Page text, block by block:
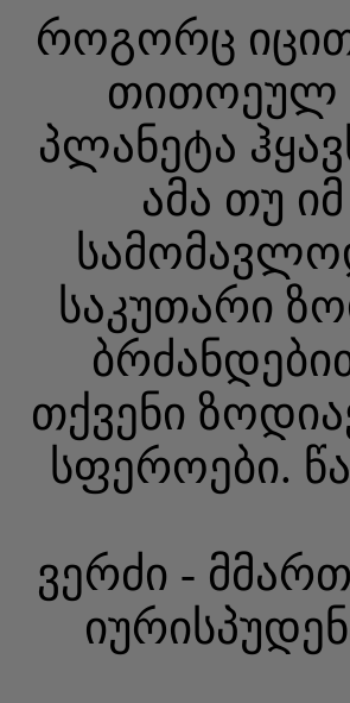
როგორც
თითოეულ
პლანეტა
ამა თუ
საკუთარი
თქვენი
სფეროები.
ვერძი -